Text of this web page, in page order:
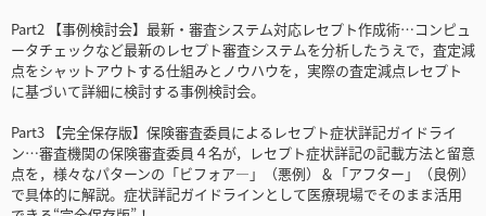
Part2 【事例検討会】最新・審査システム対応レセプト作成術…コンピュ
ータチェックなど最新のレセプト審査システムを分析したうえで，査定減
点をシャットアウトする仕組みとノウハウを，実際の査定減点レセプト
に基づいて詳細に検討する事例検討会。
Part3 【完全保存版】保険審査委員によるレセプト症状詳記ガイドライ
ン…審査機関の保険審査委員４名が，レセプト症状詳記の記載方法と留意
点を，様々なパターンの「ビフォア―」（悪例）＆「アフター」（良例）
で具体的に解説。症状詳記ガイドラインとして医療現場でそのまま活用